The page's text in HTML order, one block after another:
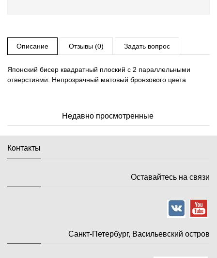
Описание Отзывы (0) Задать вопрос
Японский бисер квадратный плоский с 2 параллельными
отверстиями. Непрозрачный матовый бронзового цвета
Недавно просмотренные
Контакты
Оставайтесь на связи
Санкт-Петербург, Васильевский остров